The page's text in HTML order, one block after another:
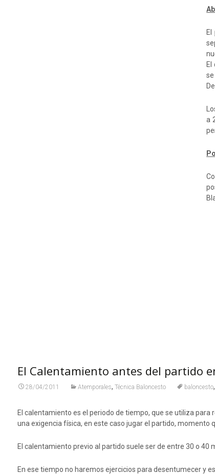
a
El Calentamiento antes del partido
28/04/2011 Atemporales, Técnica Baloncesto baloncesto,
El calentamiento es el periodo de tiempo, que se utiliza
una exigencia física, en este caso jugar el partido, momento
El calentamiento previo al partido suele ser de entre 30 o 40
En ese tiempo no haremos ejercicios para desentumecer y